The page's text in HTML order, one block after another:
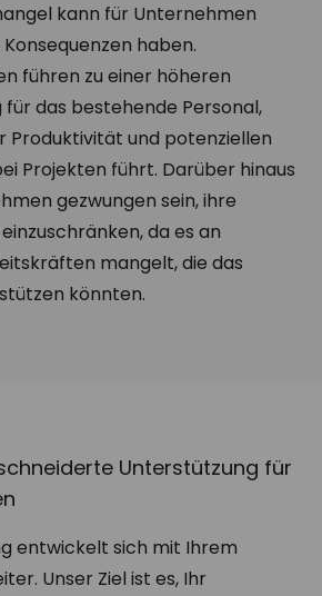
kann für Unternehmen
haben.
führen zu einer höheren
das bestehende Personal,
Produktivität und potenziellen
Projekten führt. Darüber hinaus
gezwungen sein, ihre
da es an
mangelt, die das
könnten.
Unterstützung für
entwickelt sich mit Ihrem
Unser Ziel ist es, Ihr